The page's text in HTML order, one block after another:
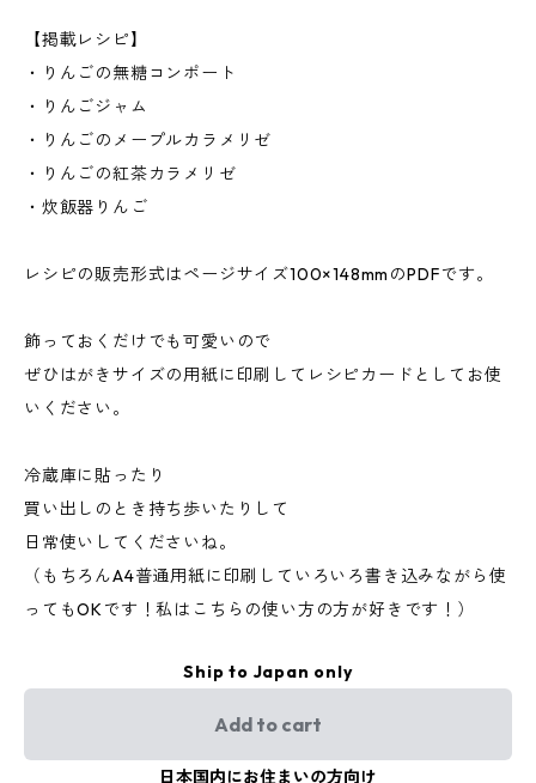
【掲載レシピ】
・りんごの無糖コンポート
・りんごジャム
・りんごのメープルカラメリゼ
・りんごの紅茶カラメリゼ
・炊飯器りんご
レシピの販売形式はページサイズ100×148mmのPDFです。
飾っておくだけでも可愛いので
ぜひはがきサイズの用紙に印刷してレシピカードとしてお使
いください。
冷蔵庫に貼ったり
買い出しのとき持ち歩いたりして
日常使いしてくださいね。
（もちろんA4普通用紙に印刷していろいろ書き込みながら使
ってもOKです！私はこちらの使い方の方が好きです！）
Ship to Japan only
Add to cart
日本国内にお住まいの方向け